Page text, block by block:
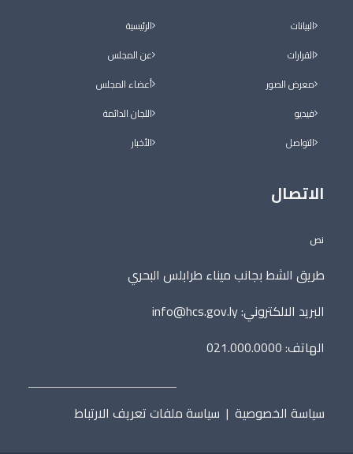
البيانات
القرارات
معرض الصور
فيديو
التواصل
الرئيسية
عن المجلس
أعضاء المجلس
اللجان الدائمة
الأخبار
الاتصال
نص
طريق الشط بجانب ميناء طرابلس البحري
البريد الالكتروني:info@hcs.gov.ly
الهاتف: 021.000.0000
سياسة الخصوصية | سياسة ملفات تعريف الارتباط